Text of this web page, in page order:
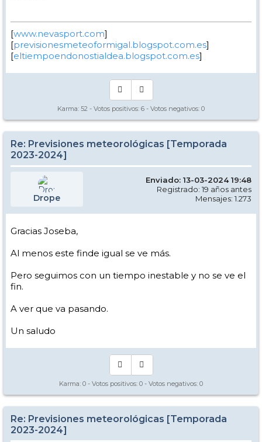
[www.nevasport.com]
[previsionesmeteoformigal.blogspot.com.es]
[eltiempoendonostialdea.blogspot.com.es]
Karma: 52 - Votos positivos: 6 - Votos negativos: 0
Re: Previsiones meteorológicas [Temporada
2023-2024]
Drope
Enviado: 13-03-2024 19:48
Registrado: 19 años antes
Mensajes: 1.273
Gracias Joseba,
Al menos este finde igual se ve más.
Pero seguimos con un tiempo inestable y no se ve el
fin.
A ver que va pasando.
Un saludo
Karma: 0 - Votos positivos: 0 - Votos negativos: 0
Re: Previsiones meteorológicas [Temporada
2023-2024]